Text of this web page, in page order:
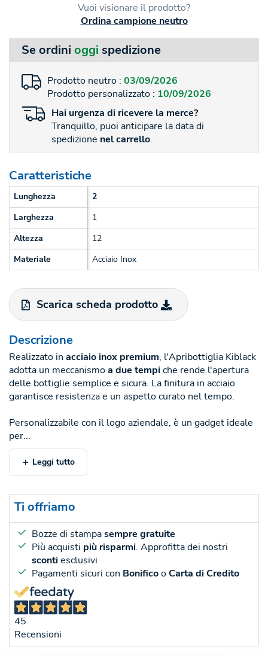
Vuoi visionare il prodotto?
Ordina campione neutro
Se ordini oggi spedizione
Prodotto neutro : 03/09/2026
Prodotto personalizzato : 10/09/2026
Hai urgenza di ricevere la merce?
Tranquillo, puoi anticipare la data di
spedizione nel carrello.
Caratteristiche
Lunghezza
2
Larghezza
1
Altezza
12
Materiale
Acciaio Inox
Scarica scheda prodotto
Descrizione
Realizzato in acciaio inox premium, l'Apribottiglia Kiblack
adotta un meccanismoa due tempiche rende l'apertura
delle bottiglie semplice e sicura. La finitura in acciaio
garantisce resistenza e un aspetto curato nel tempo.
Personalizzabile con il logo aziendale, è un gadget ideale
per...
Leggi tutto
Ti offriamo
Bozze di stampasempre gratuite
Più acquisti più risparmi. Approfitta dei nostri
scontiesclusivi
Pagamenti sicuri con BonificooCarta di Credito
45
Recensioni